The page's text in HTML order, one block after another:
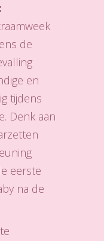
de
en
tijdens
Denk aan
eerste
na de